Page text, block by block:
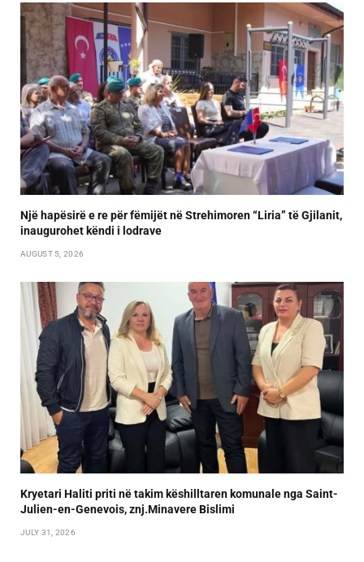
Një hapësirë e re për fëmijët në Strehimoren “Liria” të Gjilanit,
inaugurohet këndi i lodrave
AUGUST 5, 2026
Kryetari Haliti priti në takim këshilltaren komunale nga Saint-
Julien-en-Genevois, znj.Minavere Bislimi
JULY 31, 2026